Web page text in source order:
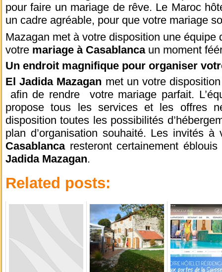
pour faire un mariage de rêve. Le Maroc
un cadre agréable, pour que votre mariage
Mazagan met à votre disposition une équipe
votre mariage à Casablancaun moment
Un endroit magnifique pour organiser
El Jadida Mazagan met un votre
afin de rendre votre mariage parfait.
propose tous les services et les offres
disposition toutes les possibilités
plan d’organisation souhaité. Les invités
Casablanca resteront certainement
Jadida Mazagan.
Related posts: